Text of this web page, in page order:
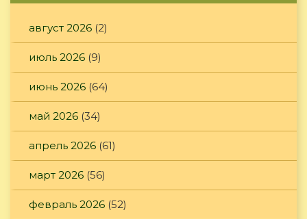
август 2026 (2)
июль 2026 (9)
июнь 2026 (64)
май 2026 (34)
апрель 2026 (61)
март 2026 (56)
февраль 2026 (52)